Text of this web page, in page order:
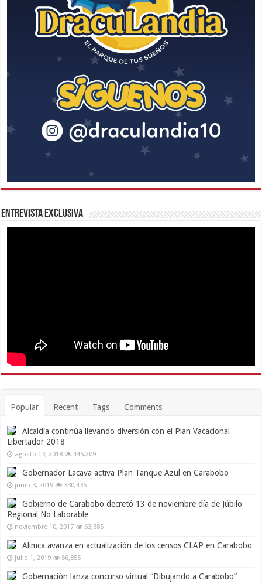
Entrevista Exclusiva
Popular Recent Tags Comments
Alcaldía continúa llevando diversión con el Plan Vacacional
Libertador 2018
agosto 13, 2018 445,209
Gobernador Lacava activa Plan Tanque Azul en Carabobo
junio 3, 2019 330,435
Gobierno de Carabobo decretó 13 de noviembre día de Júbilo
Regional No Laborable
noviembre 10, 2017 63,385
Alimca avanza en actualización de los censos CLAP en Carabobo
julio 1, 2019 56,855
Gobernación lanza concurso virtual “Dibujando a Carabobo”